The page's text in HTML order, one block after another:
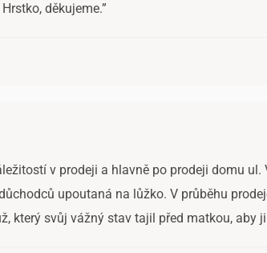
děkujeme.”
v prodeji a hlavně po prodeji domu
upoutaná na lůžko. V průběhu
který svůj vážný stav tajil před matkou, aby